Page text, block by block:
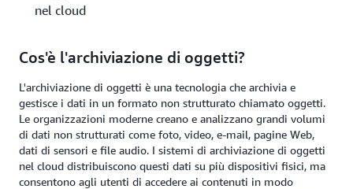
nel cloud?
Cos'è l'archiviazione di oggetti?
L'archiviazione di oggetti è una tecnologia che archivia e
gestisce i dati in un formato non strutturato chiamato oggetti.
Le organizzazioni moderne creano e analizzano grandi volumi
di dati non strutturati come foto, video, e-mail, pagine Web,
dati di sensori e file audio. I sistemi di archiviazione di oggetti
nel cloud distribuiscono questi dati su più dispositivi fisici, ma
consentono agli utenti di accedere ai contenuti in modo